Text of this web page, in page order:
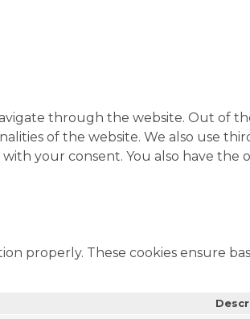
through the website. Out of
of the website. We also use
your consent. You also have
properly. These cookies ensure